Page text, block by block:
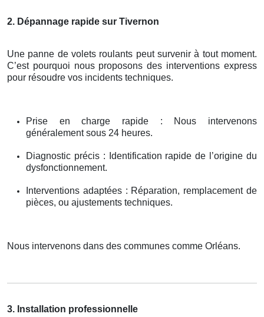
2. Dépannage rapide sur Tivernon
Une panne de volets roulants peut survenir à tout moment.
C’est pourquoi nous proposons des interventions express
pour résoudre vos incidents techniques.
Prise en charge rapide : Nous intervenons
généralement sous 24 heures.
Diagnostic précis : Identification rapide de l’origine du
dysfonctionnement.
Interventions adaptées : Réparation, remplacement de
pièces, ou ajustements techniques.
Nous intervenons dans des communes comme Orléans.
3. Installation professionnelle